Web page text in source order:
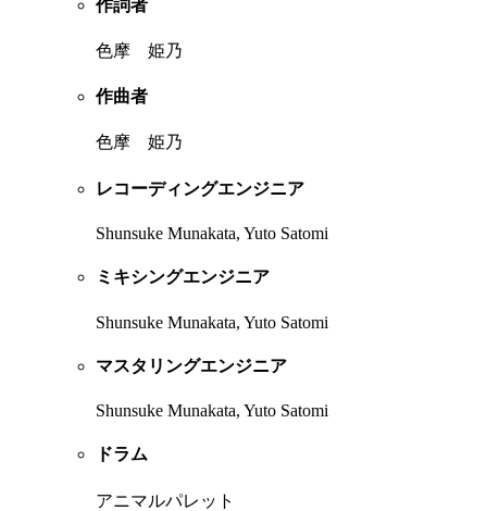
作詞者
色摩 姫乃
作曲者
色摩 姫乃
レコーディングエンジニア
Shunsuke Munakata, Yuto Satomi
ミキシングエンジニア
Shunsuke Munakata, Yuto Satomi
マスタリングエンジニア
Shunsuke Munakata, Yuto Satomi
ドラム
アニマルパレット